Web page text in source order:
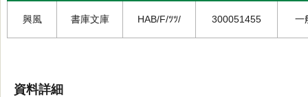
興風 書庫文庫 HAB/F/ﾂﾂ/ 300051455 一
資料詳細